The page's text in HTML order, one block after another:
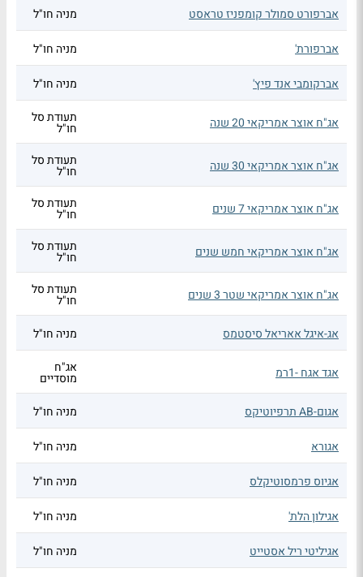
אברפורט סמולר קומפניז טראסט מניה חו"ל
אברפורת' מניה חו"ל
אברקומבי אנד פיץ' מניה חו"ל
אג"ח אוצר אמריקאי 20 שנה תעודת סל
חו"ל
אג"ח אוצר אמריקאי 30 שנה תעודת סל
חו"ל
אג"ח אוצר אמריקאי 7 שנים תעודת סל
חו"ל
אג"ח אוצר אמריקאי חמש שנים תעודת סל
חו"ל
אג"ח אוצר אמריקאי שטר 3 שנים תעודת סל
חו"ל
אג-איגל אאריאל סיסטמס
מניה חו"ל
אגד אגח -1רמ אג"ח
מוסדיים
אגום-AB תרפיוטיקס
מניה חו"ל
אגורא מניה חו"ל
אגיוס פרמסוטיקלס מניה חו"ל
אגילון הלת' מניה חו"ל
אגיליטי ריל אסטייט מניה חו"ל